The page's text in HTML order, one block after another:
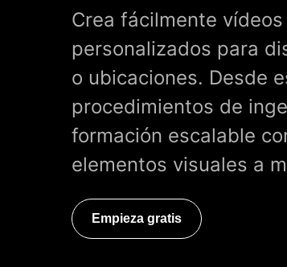
Crea fácilmente
personalizados para
o ubicaciones. Desde
procedimientos de
formación escalable
elementos visuales a
Empieza gratis